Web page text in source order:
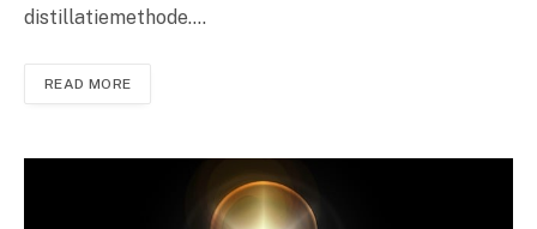
distillatiemethode.…
READ MORE